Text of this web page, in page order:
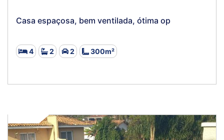
Casa espaçosa, bem ventilada, ótima op
4 2 2 300m²